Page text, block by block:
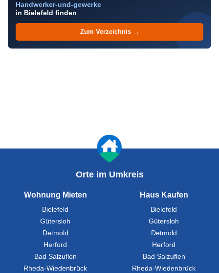
Handwerker-und-gewerke
in Bielefeld finden
Zum Verzeichnis →
Orte im Umkreis
Wohnung Mieten
Bielefeld
Gütersloh
Detmold
Herford
Bad Salzuflen
Rheda-Wiedenbrück
Haus Kaufen
Bielefeld
Gütersloh
Detmold
Herford
Bad Salzuflen
Rheda-Wiedenbrück